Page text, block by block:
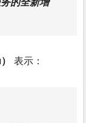
表示：